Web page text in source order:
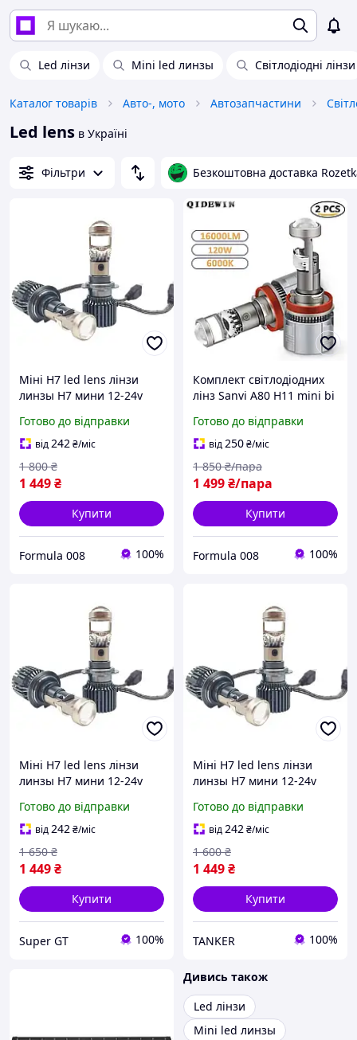
Led лінзи Mini led линзы Світлодіодні лінзи
Каталог товарів Авто-, мото Автозапчастини
Led lens в Україні
Фільтри Безкоштовна доставка
Міні H7 led lens лінзи
линзы Н7 мини 12-24v
Готово до відправки
від242₴/міс
1 449₴
1 800 ₴
Купити
Formula 008 100%
Комплект світлодіодних
лінз Sanvi A80 H11 mini bi
Готово до відправки
від250₴/міс
1 499₴/пара
1 850 ₴/пара
Купити
Formula 008 100%
Міні H7 led lens лінзи
линзы Н7 мини 12-24v
Готово до відправки
від242₴/міс
1 449₴
1 650 ₴
Купити
Super GT 100%
Міні H7 led lens лінзи
линзы Н7 мини 12-24v
Готово до відправки
від242₴/міс
1 449₴
1 600 ₴
Купити
TANKER 100%
Дивись також
Led лінзи
Mini led линзы